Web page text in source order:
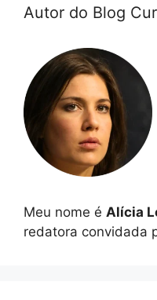
Autor do Blog
Meu nome é Alícia
redatora convidada